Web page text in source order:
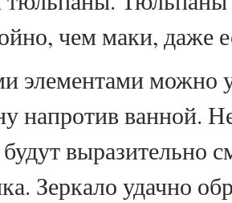
чем маки, даже
элементами можно
напротив ванной.
выразительно
Зеркало удачно